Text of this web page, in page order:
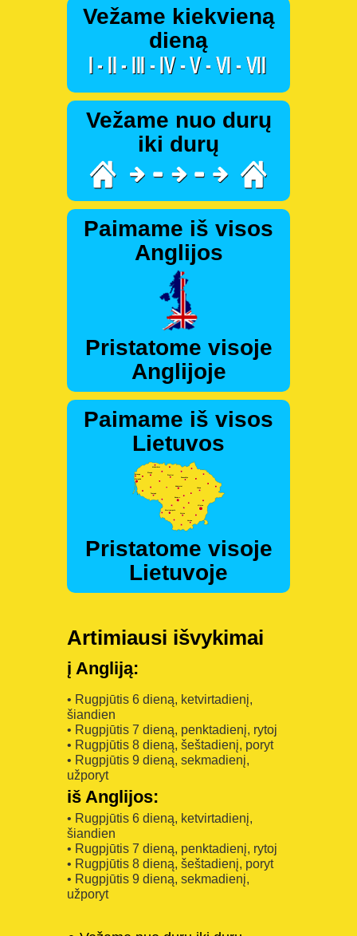
Vežame kiekvieną
dieną
Vežame nuo durų
iki durų
Paimame iš visos
Anglijos
Pristatome visoje
Anglijoje
Paimame iš visos
Lietuvos
Pristatome visoje
Lietuvoje
Artimiausi išvykimai
į Angliją:
• Rugpjūtis 6 dieną, ketvirtadienį,
šiandien
• Rugpjūtis 7 dieną, penktadienį, rytoj
• Rugpjūtis 8 dieną, šeštadienį, poryt
• Rugpjūtis 9 dieną, sekmadienį,
užporyt
iš Anglijos:
• Rugpjūtis 6 dieną, ketvirtadienį,
šiandien
• Rugpjūtis 7 dieną, penktadienį, rytoj
• Rugpjūtis 8 dieną, šeštadienį, poryt
• Rugpjūtis 9 dieną, sekmadienį,
užporyt